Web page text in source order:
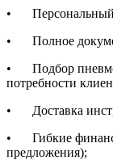
•
•
Полное
•
Подбор
потребности
•
Доставка
•
Гибкие
предложения);